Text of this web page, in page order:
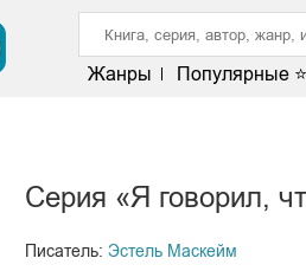
Жанры Популярные ⭐
Серия «Я говорил,
Писатель: Эстель Маскейм